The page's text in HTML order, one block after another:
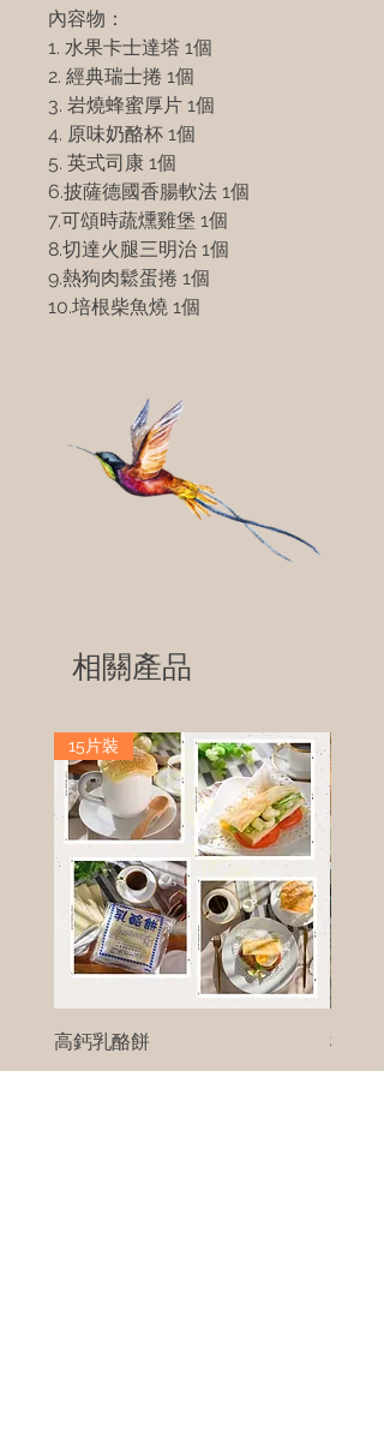
內容物：
1. 水果卡士達塔 1個
2. 經典瑞士捲 1個
3. 岩燒蜂蜜厚片 1個
4. 原味奶酪杯 1個
5. 英式司康 1個
6.披薩德國香腸軟法 1個
7.可頌時蔬燻雞堡 1個
8.切達火腿三明治 1個
9.熱狗肉鬆蛋捲 1個
10.培根柴魚燒 1個
相關產品
15片裝
高鈣乳酪餅 樹葡萄